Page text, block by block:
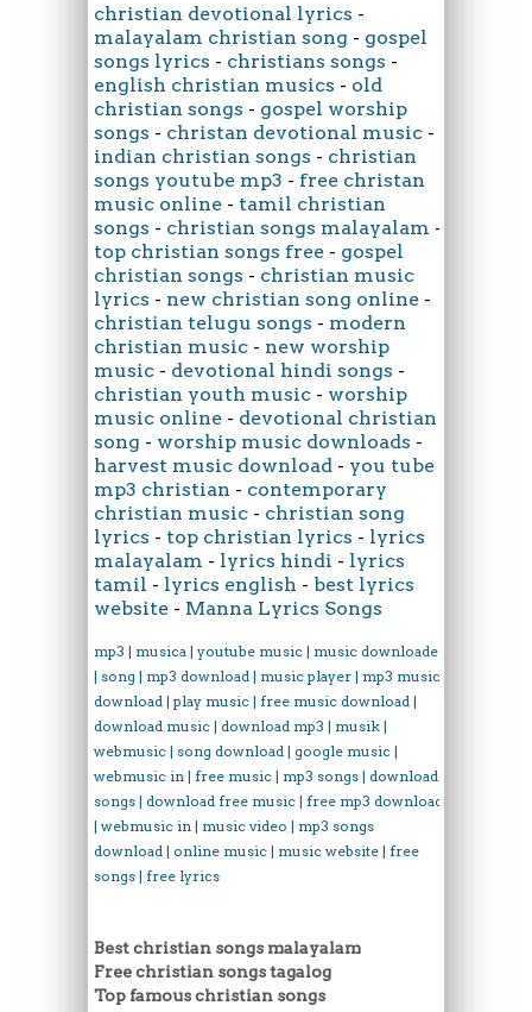
christian devotional lyrics -
malayalam christian song - gospel
songs lyrics - christians songs -
english christian musics - old
christian songs - gospel worship
songs - christan devotional music -
indian christian songs - christian
songs youtube mp3 - free christan
music online - tamil christian
songs - christian songs malayalam -
top christian songs free - gospel
christian songs - christian music
lyrics - new christian song online -
christian telugu songs - modern
christian music - new worship
music - devotional hindi songs -
christian youth music - worship
music online - devotional christian
song - worship music downloads -
harvest music download - you tube
mp3 christian - contemporary
christian music - christian song
lyrics - top christian lyrics - lyrics
malayalam - lyrics hindi - lyrics
tamil - lyrics english - best lyrics
website - Manna Lyrics Songs
mp3 | musica | youtube music | music downloader
| song | mp3 download | music player | mp3 music
download | play music | free music download |
download music | download mp3 | musik |
webmusic | song download | google music |
webmusic in | free music | mp3 songs | download
songs | download free music | free mp3 download
| webmusic in | music video | mp3 songs
download | online music | music website | free
songs | free lyrics
Best christian songs malayalam
Free christian songs tagalog
Top famous christian songs